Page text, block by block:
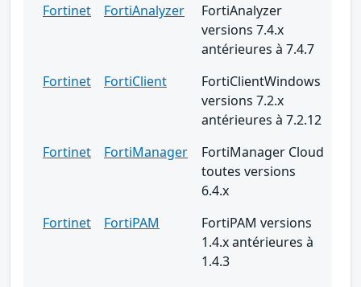
Fortinet
FortiAnalyzer
FortiAnalyzer
versions 7.4.x
antérieures à 7.4.7
Fortinet
FortiClient
FortiClientWindows
versions 7.2.x
antérieures à 7.2.12
Fortinet
FortiManager
FortiManager Cloud
toutes versions
6.4.x
Fortinet
FortiPAM
FortiPAM versions
1.4.x antérieures à
1.4.3